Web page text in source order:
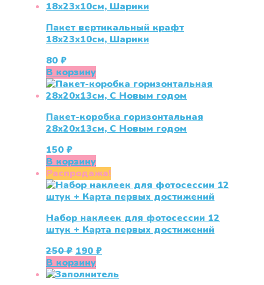
Пакет вертикальный крафт
18х23х10см, Шарики
80 ₽
В корзину
Пакет-коробка горизонтальная
28х20х13см, С Новым годом
150 ₽
В корзину
Распродажа!
Набор наклеек для фотосессии 12
штук + Карта первых достижений
250₽ Первоначальная
цена
составляла
190 ₽Текущая
190 ₽.
В корзину